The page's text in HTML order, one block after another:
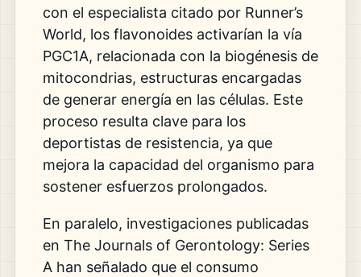
con el especialista citado por Runner’s
World, los flavonoides activarían la vía
PGC1A, relacionada con la biogénesis de
mitocondrias, estructuras encargadas
de generar energía en las células. Este
proceso resulta clave para los
deportistas de resistencia, ya que
mejora la capacidad del organismo para
sostener esfuerzos prolongados.
En paralelo, investigaciones publicadas
en The Journals of Gerontology: Series
A han señalado que el consumo